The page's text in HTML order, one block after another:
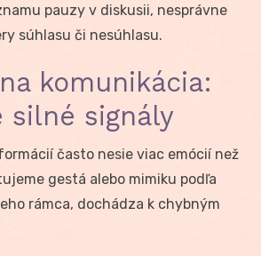
pauzy v diskusii, nesprávne
súhlasu či nesúhlasu.
komunikácia:
silné signály
často nesie viac emócií než
gestá alebo mimiku podľa
rámca, dochádza k chybným